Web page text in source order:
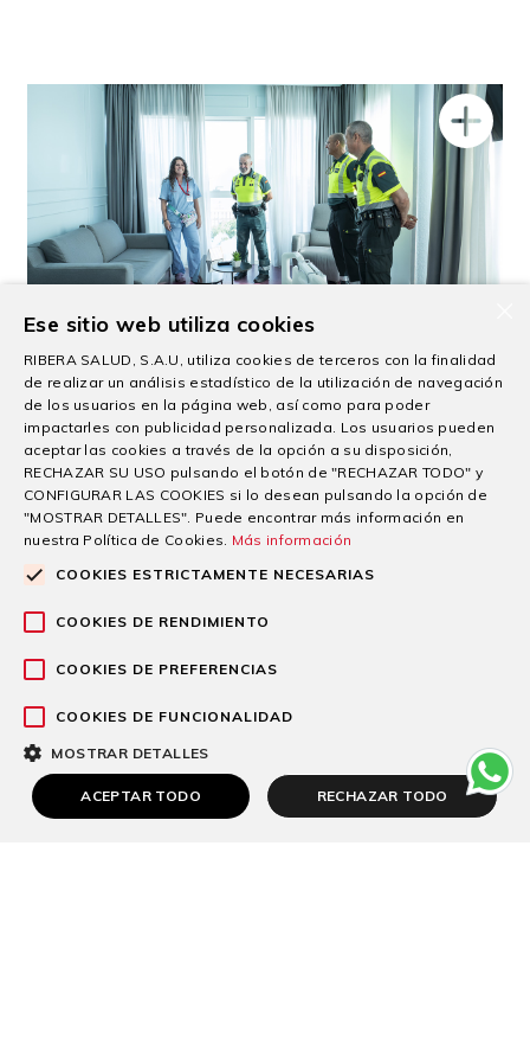
Atención a víctimas de Tráfico: Ribera en
Cartagena y Guardia Civil colaboran para
facilitar la mejor atención
29/07/2026
El grupo sanitario Ribera acompaña cada año a miles de
pacientes desde su llegada
Seguir leyendo
Ese sitio web utiliza cookies
RIBERA SALUD, S.A.U, utiliza cookies de terceros con la finalidad
de realizar un análisis estadístico de la utilización de navegación
de los usuarios en la página web, así como para poder
impactarles con publicidad personalizada. Los usuarios pueden
aceptar las cookies a través de la opción a su disposición,
RECHAZAR SU USO pulsando el botón de "RECHAZAR TODO" y
CONFIGURAR LAS COOKIES si lo desean pulsando la opción de
"MOSTRAR DETALLES". Puede encontrar más información en
nuestra Política de Cookies. Más información
COOKIES ESTRICTAMENTE NECESARIAS
COOKIES DE RENDIMIENTO
COOKIES DE PREFERENCIAS
COOKIES DE FUNCIONALIDAD
MOSTRAR DETALLES
ACEPTAR TODO RECHAZAR TODO